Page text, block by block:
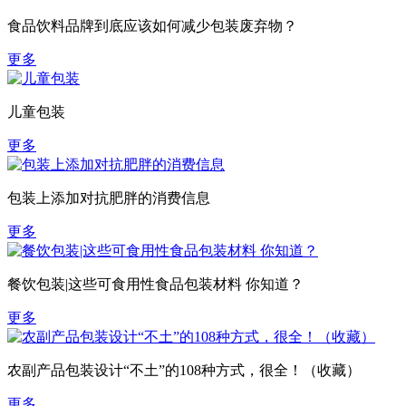
食品饮料品牌到底应该如何减少包装废弃物？
更多
儿童包装
更多
包装上添加对抗肥胖的消费信息
更多
餐饮包装|这些可食用性食品包装材料 你知道？
更多
农副产品包装设计“不土”的108种方式，很全！（收藏）